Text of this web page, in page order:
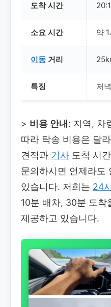
도착 시간
소요 시간 약
이동 거리
특징 저
> 비용 안내 : 지역, 차
따라 탁송 비용은 달
견적과 기사 도착 시
문의하시면 언제라도
있습니다. 저희는 24
10분 배차, 30분 도착
제공하고 있습니다.